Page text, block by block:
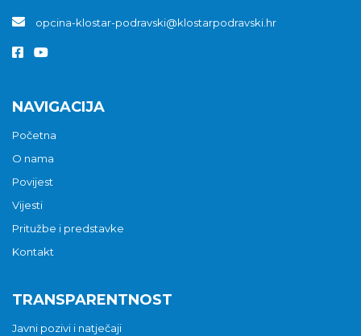
opcina-klostar-podravski@klostarpodravski.hr
NAVIGACIJA
Početna
O nama
Povijest
Vijesti
Pritužbe i predstavke
Kontakt
TRANSPARENTNOST
Javni pozivi i natječaji